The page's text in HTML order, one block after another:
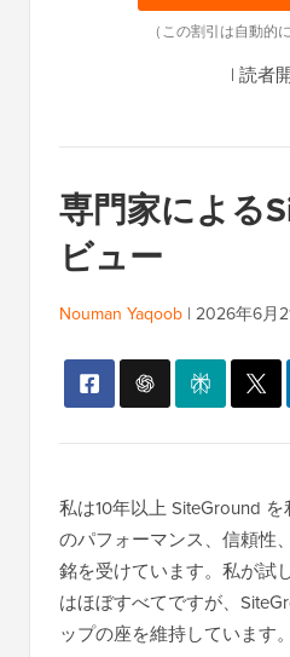
（この割引は自動的
| 読者
専門家による
ビュー
Nouman Yaqoob | 2026年6月
私は10年以上 SiteGround
のパフォーマンス、信頼性
銘を受けています。私が試
はほぼすべてですが、
ップの座を維持しています。